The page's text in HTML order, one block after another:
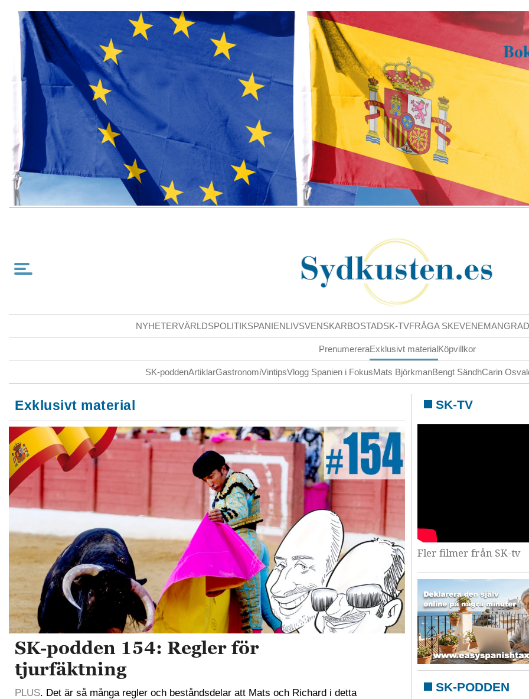
NYHETERVÄRLDSPOLITIKSPANIENLIVSVENSKARBOSTADSK-TVFRÅGA SKEVENEMANG
PrenumereraExklusivt materialKöpvillkor
SK-poddenArtiklarGastronomiVintipsVlogg Spanien i FokusMats BjörkmanBengt SändhCarin
Exklusivt material
SK-podden 154: Regler för
tjurfäktning
PLUS. Det är så många regler och beståndsdelar att Mats och Richard i detta
SK-TV
Fler filmer från SK-tv
SK-PODDEN